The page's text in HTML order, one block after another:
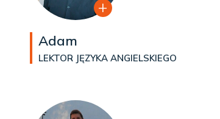
Adam
LEKTOR JĘZYKA ANGIELSKIEGO